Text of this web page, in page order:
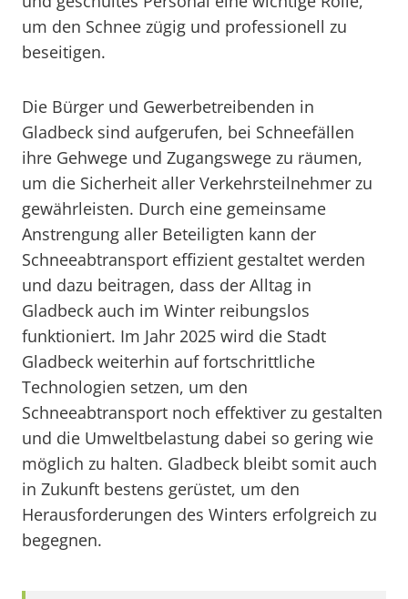
um den Schnee zügig und professionell zu
beseitigen.
Die Bürger und Gewerbetreibenden in
Gladbeck sind aufgerufen, bei Schneefällen
ihre Gehwege und Zugangswege zu räumen,
um die Sicherheit aller Verkehrsteilnehmer zu
gewährleisten. Durch eine gemeinsame
Anstrengung aller Beteiligten kann der
Schneeabtransport effizient gestaltet werden
und dazu beitragen, dass der Alltag in
Gladbeck auch im Winter reibungslos
funktioniert. Im Jahr 2025 wird die Stadt
Gladbeck weiterhin auf fortschrittliche
Technologien setzen, um den
Schneeabtransport noch effektiver zu gestalten
und die Umweltbelastung dabei so gering wie
möglich zu halten. Gladbeck bleibt somit auch
in Zukunft bestens gerüstet, um den
Herausforderungen des Winters erfolgreich zu
begegnen.